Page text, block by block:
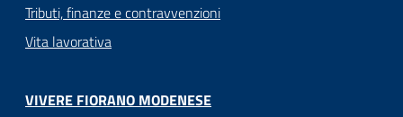
Tributi, finanze e contravvenzioni
Vita lavorativa
VIVERE FIORANO MODENESE